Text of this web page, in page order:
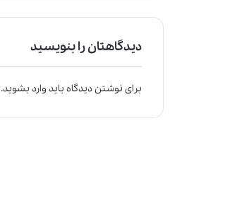
دیدگاهتان را بنویسید
برای نوشتن دیدگاه بایدوارد بشوید.